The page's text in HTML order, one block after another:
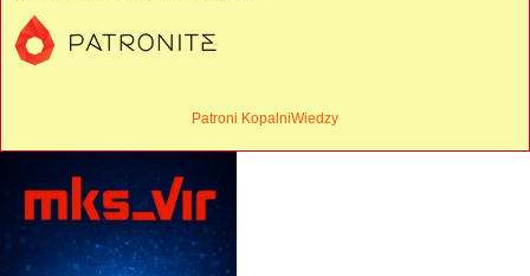
Patroni KopalniWiedzy